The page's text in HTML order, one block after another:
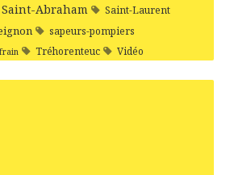
Saint-Abraham Saint-Laurent
sapeurs-pompiers
Tréhorenteuc Vidéo